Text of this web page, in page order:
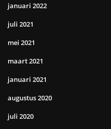
januari 2022
juli 2021
mei 2021
maart 2021
januari 2021
augustus 2020
juli 2020